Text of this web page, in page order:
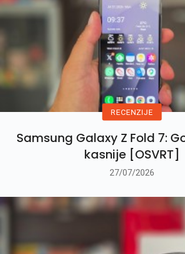
RECENZIJE
Samsung Galaxy Z Fold 7:
kasnije [OSVRT]
27/07/2026